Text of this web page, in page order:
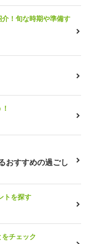
！旬な時期や準備す
おすすめの過ごし
トを探す
チェック